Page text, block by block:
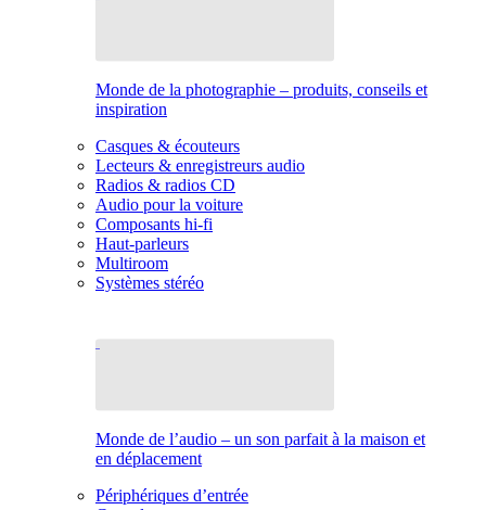
Monde de la photographie – produits, conseils et
inspiration
Casques & écouteurs
Lecteurs & enregistreurs audio
Radios & radios CD
Audio pour la voiture
Composants hi-fi
Haut-parleurs
Multiroom
Systèmes stéréo
Monde de l’audio – un son parfait à la maison et
en déplacement
Périphériques d’entrée